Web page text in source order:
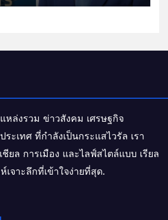
หล่งรวม ข่าวสังคม เศรษฐกิจ
ระเทศ ที่กำลังเป็นกระแสไวรัล เรา
ยล การเมือง และไลฟ์สไตล์แบบ เรียล
จาะลึกที่เข้าใจง่ายที่สุด.